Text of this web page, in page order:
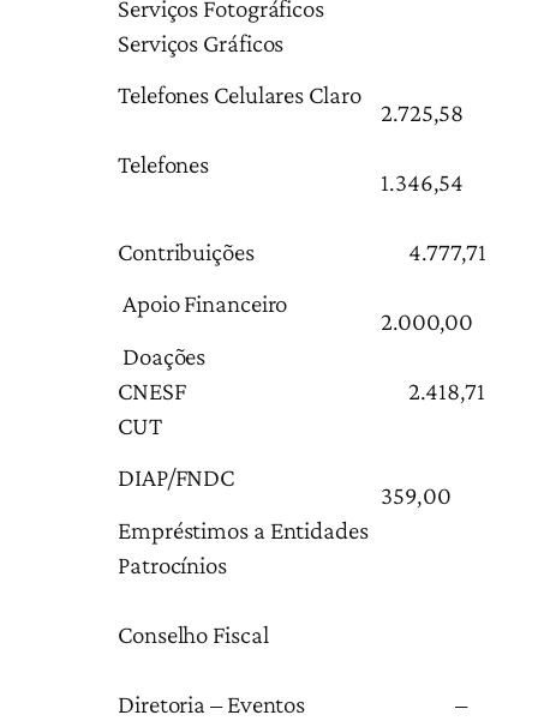
Serviços Fotográficos
Serviços Gráficos
Telefones Celulares Claro
2.725,58
Telefones
1.346,54
Contribuições
4.777,71
Apoio Financeiro
2.000,00
Doações
CNESF
2.418,71
CUT
DIAP/FNDC
359,00
Empréstimos a Entidades
Patrocínios
Conselho Fiscal
Diretoria – Eventos
–